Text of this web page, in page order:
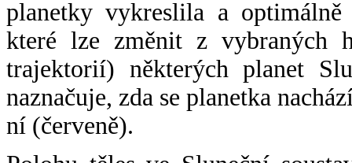
planetky vykreslila a
které lze změnit z vybraných
trajektorií) některých planet
naznačuje, zda se planetka
ní (červeně).